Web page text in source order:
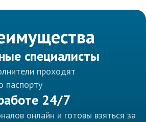
специалисты
проходят
паспорту
24/7
онлайн и готовы взяться за